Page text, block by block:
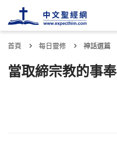
首頁 每日靈修 神話選篇
當取締宗教的事奉